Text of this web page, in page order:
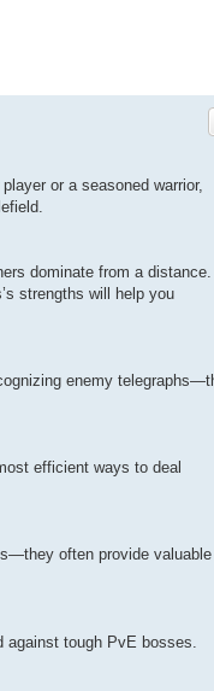
or a seasoned warrior,
dominate from a distance.
strengths will help you
enemy
efficient ways to deal
often provide
tough PvE bosses.